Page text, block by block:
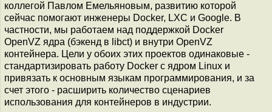
коллегой Павлом Емельяновым, развитию которой
сейчас помогают инженеры Docker, LXC и Google. В
частности, мы работаем над поддержкой Docker
OpenVZ ядра (бэкенд в libct) и внутри OpenVZ
контейнера. Цели у обоих этих проектов одинаковые -
стандартизировать работу Docker с ядром Linux и
привязать к основным языкам программирования, и за
счет этого - расширить количество сценариев
использования для контейнеров в индустрии.